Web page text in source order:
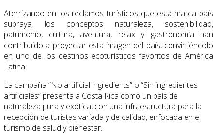
Aterrizando en los reclamos turísticos que esta marca país
subraya, los conceptos naturaleza, sostenibilidad,
patrimonio, cultura, aventura, relax y gastronomía han
contribuido a proyectar esta imagen del país, convirtiéndolo
en uno de los destinos ecoturísticos favoritos de América
Latina.
La campaña “No artificial ingredients” o “Sin ingredientes
artificiales” presenta a Costa Rica como un país de
naturaleza pura y exótica, con una infraestructura para la
recepción de turistas variada y de calidad, enfocada en el
turismo de salud y bienestar.